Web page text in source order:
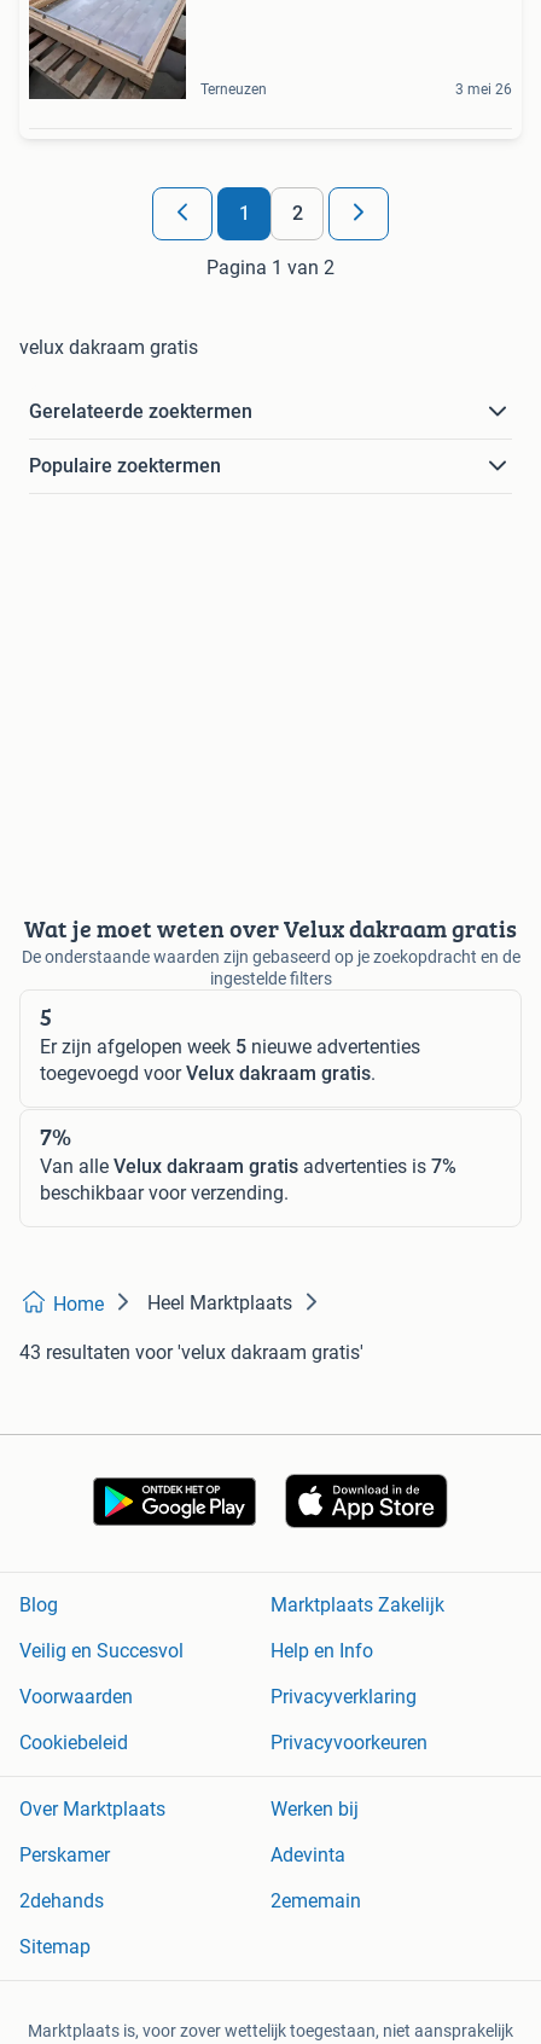
Terneuzen 3 mei 26
1 2
Pagina 1 van 2
velux dakraam gratis
Gerelateerde zoektermen
Populaire zoektermen
Wat je moet weten over Velux dakraam gratis
De onderstaande waarden zijn gebaseerd op je zoekopdracht en de
ingestelde filters
5
Er zijn afgelopen week 5 nieuwe advertenties
toegevoegd voorVelux dakraam gratis.
7%
Van alle Velux dakraam gratis advertenties is 7%
beschikbaar voor verzending.
Home Heel Marktplaats
43 resultaten voor 'velux dakraam gratis'
Blog
Marktplaats Zakelijk
Veilig en Succesvol
Help en Info
Voorwaarden
Privacyverklaring
Cookiebeleid
Privacyvoorkeuren
Over Marktplaats
Werken bij
Perskamer
Adevinta
2dehands
2ememain
Sitemap
Marktplaats is, voor zover wettelijk toegestaan, niet aansprakelijk